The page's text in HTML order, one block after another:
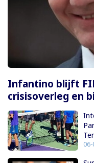
Infantino blijft
crisisoverleg en